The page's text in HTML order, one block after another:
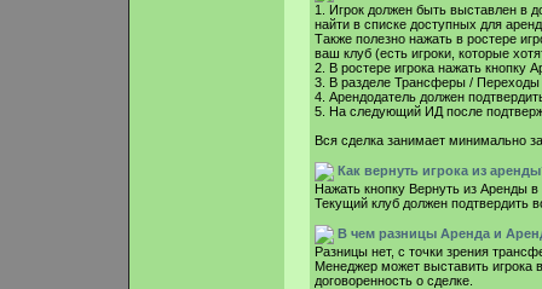
1. Игрок должен быть выставлен в
найти в списке доступных для
Также полезно нажать в ростере
ваш клуб (есть игроки, которые
2. В ростере игрока нажать кнопку
3. В разделе Трансферы / Переходы
4. Арендодатель должен
5. На следующий ИД после
Вся сделка занимает минимально
Как вернуть игрока из
Нажать кнопку Вернуть из Аренды в
Текущий клуб должен подтвердить
В чем разницы Аренда и
Разницы нет, с точки зрения
Менеджер может выставить игрока
договоренность о сделке.